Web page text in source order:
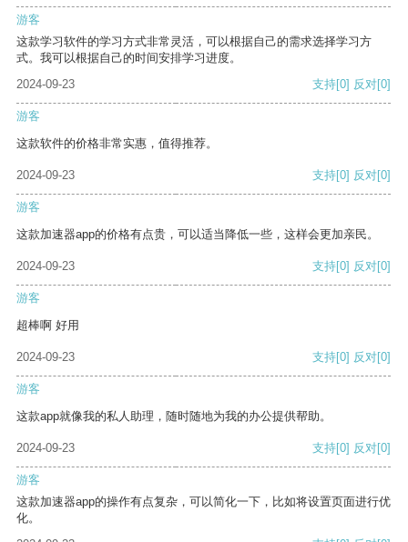
游客
这款学习软件的学习方式非常灵活，可以根据自己的需求选择学习方
式。我可以根据自己的时间安排学习进度。
2024-09-23
支持[0] 反对[0]
游客
这款软件的价格非常实惠，值得推荐。
2024-09-23 支持[0] 反对[0]
游客
这款加速器app的价格有点贵，可以适当降低一些，这样会更加亲民。
2024-09-23 支持[0] 反对[0]
游客
超棒啊 好用
2024-09-23 支持[0] 反对[0]
游客
这款app就像我的私人助理，随时随地为我的办公提供帮助。
2024-09-23 支持[0] 反对[0]
游客
这款加速器app的操作有点复杂，可以简化一下，比如将设置页面进行优
化。